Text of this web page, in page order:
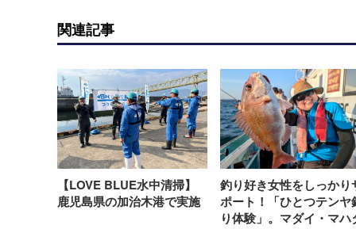
関連記事
【LOVE BLUE水中清掃】
鹿児島県の加治木港で実施
釣り好き女性をしっかり
ポート！「ひとつテンヤ
り体験」。マダイ・マハ